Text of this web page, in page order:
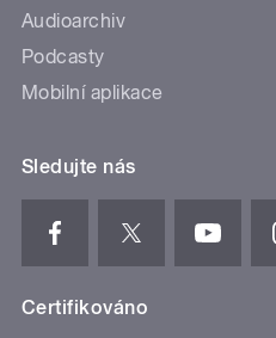
Audioarchiv
Podcasty
Mobilní aplikace
Sledujte nás
Certifikováno